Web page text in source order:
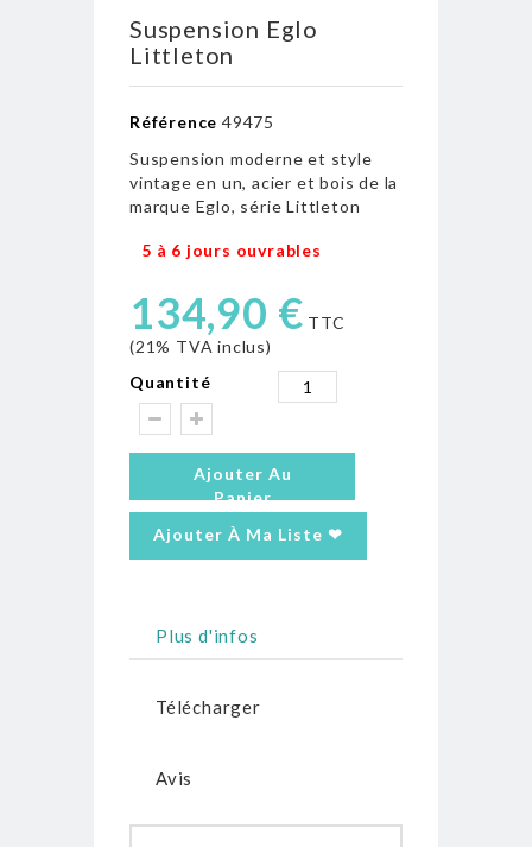
Suspension Eglo
Littleton
Référence 49475
Suspension moderne et style
vintage en un,acier et bois de la
marque Eglo, série Littleton
5 à 6 jours ouvrables
134,90 € TTC
(21% TVA inclus)
Quantité
Ajouter Au
Panier
Ajouter À Ma Liste ❤
Plus d'infos
Télécharger
Avis